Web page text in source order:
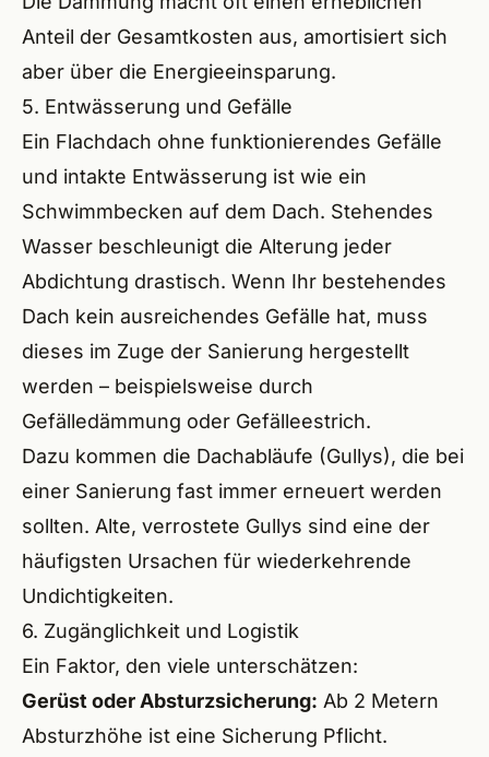
Anteil der Gesamtkosten aus, amortisiert sich
aber über die Energieeinsparung.
5. Entwässerung und Gefälle
Ein Flachdach ohne funktionierendes Gefälle
und intakte Entwässerung ist wie ein
Schwimmbecken auf dem Dach. Stehendes
Wasser beschleunigt die Alterung jeder
Abdichtung drastisch. Wenn Ihr bestehendes
Dach kein ausreichendes Gefälle hat, muss
dieses im Zuge der Sanierung hergestellt
werden – beispielsweise durch
Gefälledämmung oder Gefälleestrich.
Dazu kommen die Dachabläufe (Gullys), die bei
einer Sanierung fast immer erneuert werden
sollten. Alte, verrostete Gullys sind eine der
häufigsten Ursachen für wiederkehrende
Undichtigkeiten.
6. Zugänglichkeit und Logistik
Ein Faktor, den viele unterschätzen:
Gerüst oder Absturzsicherung: Ab 2 Metern
Absturzhöhe ist eine Sicherung Pflicht.